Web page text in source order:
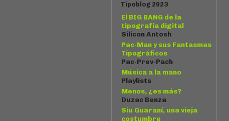
Tipoblog 2023
El BIG BANG de la
tipografía digital
Silicon Antosh
Pac-Man y sus Fantasmas
Tipográficos
Pac-Prev-Pach
Música a la mano
Playlists
Menos, ¿es más?
Duzac Benza
Siu Guaraní, una vieja
costumbre